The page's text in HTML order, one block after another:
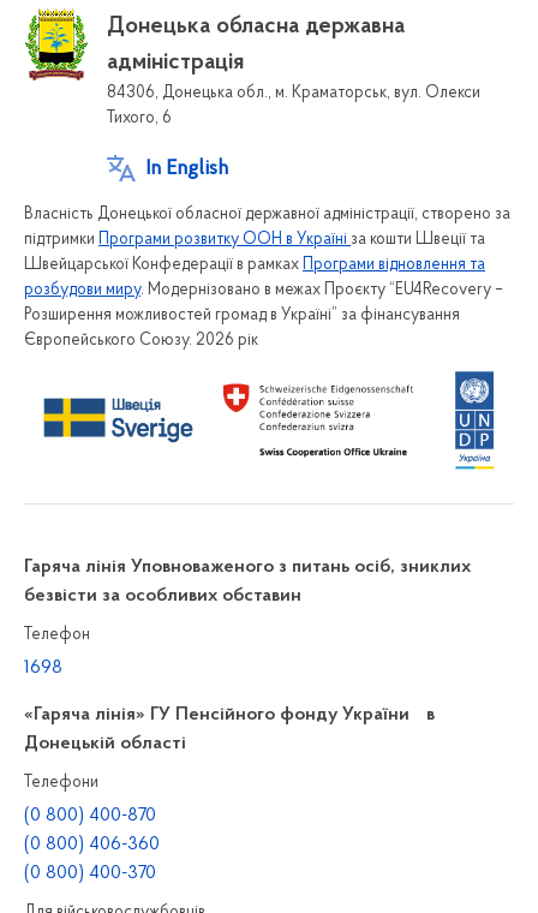
Донецька обласна державна
адміністрація
84306, Донецька обл., м. Краматорськ, вул. Олекси
Тихого, 6
In English
Власність Донецької обласної державної адміністрації, створено за
підтримки Програми розвитку ООН в Україні за кошти Швеції та
Швейцарської Конфедерації в рамках Програми відновлення та
розбудови миру. Модернізовано в межах Проєкту “EU4Recovery –
Розширення можливостей громад в Україні” за фінансування
Європейського Союзу. 2026 рік
Гаряча лінія Уповноваженого з питань осіб, зниклих
безвісти за особливих обставин
Телефон
1698
«Гаряча лінія» ГУ Пенсійного фонду України в
Донецькій області
Телефони
(0 800) 400-870
(0 800) 406-360
(0 800) 400-370